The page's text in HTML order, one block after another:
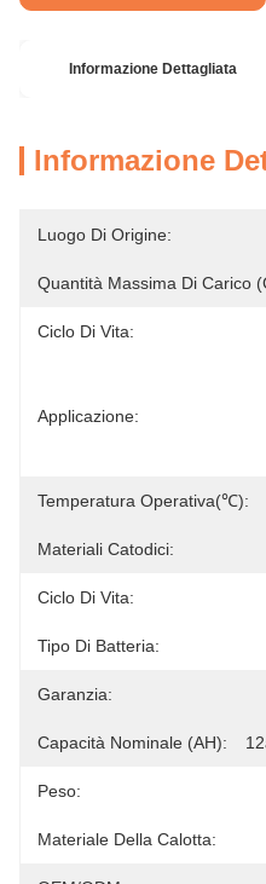
Informazione Dettagliata
Informazione
Luogo Di Origine:
Quantità Massima Di Carico
Ciclo Di Vita:
Applicazione:
Temperatura Operativa(℃):
Materiali Catodici:
Ciclo Di Vita:
Tipo Di Batteria:
Garanzia:
Capacità Nominale (AH):
Peso:
Materiale Della Calotta: